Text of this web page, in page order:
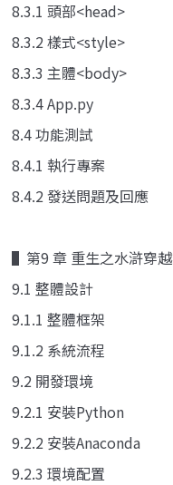
8.3.1 頭部<head>
8.3.2 樣式<style>
8.3.3 主體<body>
8.3.4 App.py
8.4 功能測試
8.4.1 執行專案
8.4.2 發送問題及回應
▌第9 章 重生之水滸穿越
9.1 整體設計
9.1.1 整體框架
9.1.2 系統流程
9.2 開發環境
9.2.1 安裝Python
9.2.2 安裝Anaconda
9.2.3 環境配置